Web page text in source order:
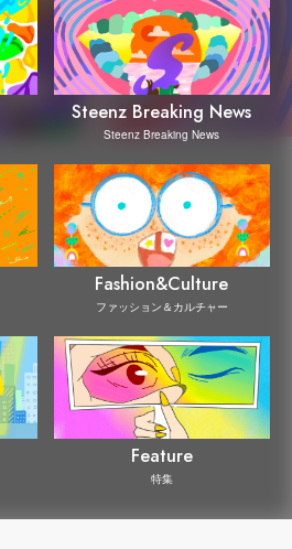
Steenz Breaking News
Steenz Breaking News
Fashion&Culture
ファッション＆カルチャー
Feature
特集